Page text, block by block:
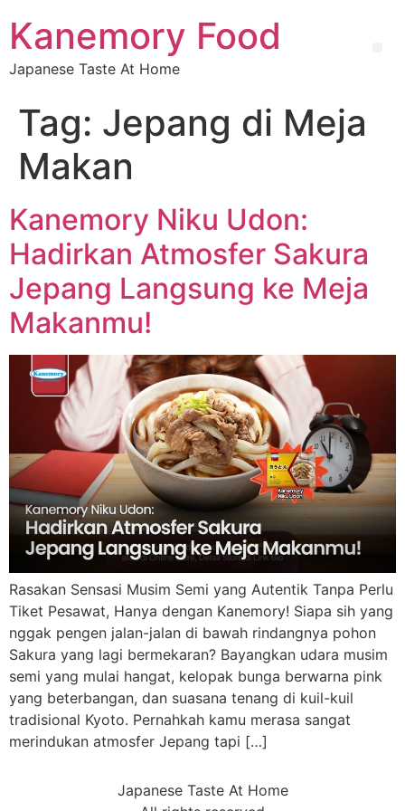
Kanemory Food
Japanese Taste At Home
Tag: Jepang di Meja
Makan
Kanemory Niku Udon:
Hadirkan Atmosfer Sakura
Jepang Langsung ke Meja
Makanmu!
Rasakan Sensasi Musim Semi yang Autentik Tanpa Perlu
Tiket Pesawat, Hanya dengan Kanemory! Siapa sih yang
nggak pengen jalan-jalan di bawah rindangnya pohon
Sakura yang lagi bermekaran? Bayangkan udara musim
semi yang mulai hangat, kelopak bunga berwarna pink
yang beterbangan, dan suasana tenang di kuil-kuil
tradisional Kyoto. Pernahkah kamu merasa sangat
merindukan atmosfer Jepang tapi […]
Japanese Taste At Home